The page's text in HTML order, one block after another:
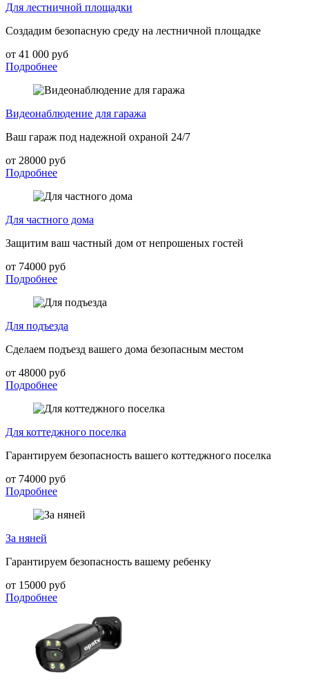
Для лестничной площадки
Создадим безопасную среду на лестничной площадке
от 41 000 руб
Подробнее
Видеонаблюдение для гаража
Ваш гараж под надежной охраной 24/7
от 28000 руб
Подробнее
Для частного дома
Защитим ваш частный дом от непрошеных гостей
от 74000 руб
Подробнее
Для подъезда
Сделаем подъезд вашего дома безопасным местом
от 48000 руб
Подробнее
Для коттеджного поселка
Гарантируем безопасность вашего коттеджного поселка
от 74000 руб
Подробнее
За няней
Гарантируем безопасность вашему ребенку
от 15000 руб
Подробнее